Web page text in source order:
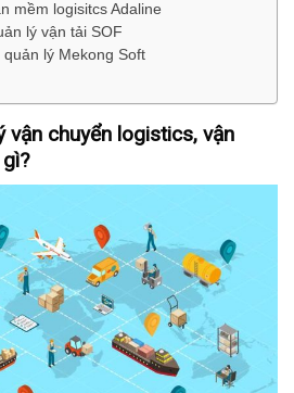
mềm logisitcs Adaline
lý vận tải SOF
lý Mekong Soft
vận chuyển logistics, vận